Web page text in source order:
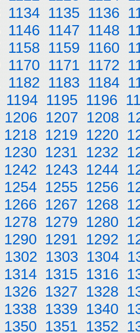
1134 1135 1136
1146 1147 1148
1158 1159 1160
1170 1171 1172
1182 1183 1184
1194 1195 1196
1206 1207 1208
1218 1219 1220
1230 1231 1232
1242 1243 1244
1254 1255 1256
1266 1267 1268
1278 1279 1280
1290 1291 1292
1302 1303 1304
1314 1315 1316
1326 1327 1328
1338 1339 1340
1350 1351 1352